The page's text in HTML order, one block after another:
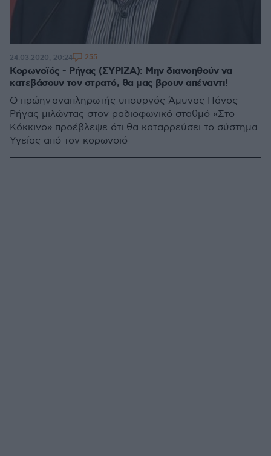
Κορωνοϊός - Ρήγας (ΣΥΡΙΖΑ): Μην διανοηθούν να
κατεβάσουν τον στρατό, θα μας βρουν απέναντι!
Ο πρώην αναπληρωτής υπουργός Άμυνας Πάνος
Ρήγας μιλώντας στον ραδιοφωνικό σταθμό «Στο
Κόκκινο» προέβλεψε ότι θα καταρρεύσει το σύστημα
Υγείας από τον κορωνοϊό
24.03.2020, 20:24 255